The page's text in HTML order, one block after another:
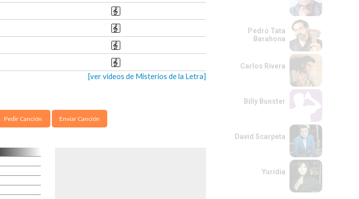
[ver videos de Misterios de la Letra]
Pedir Canción Enviar Canción
Pedro Tata
Barahona
Carlos Rivera
Billy Bunster
David Scarpeta
Yuridia